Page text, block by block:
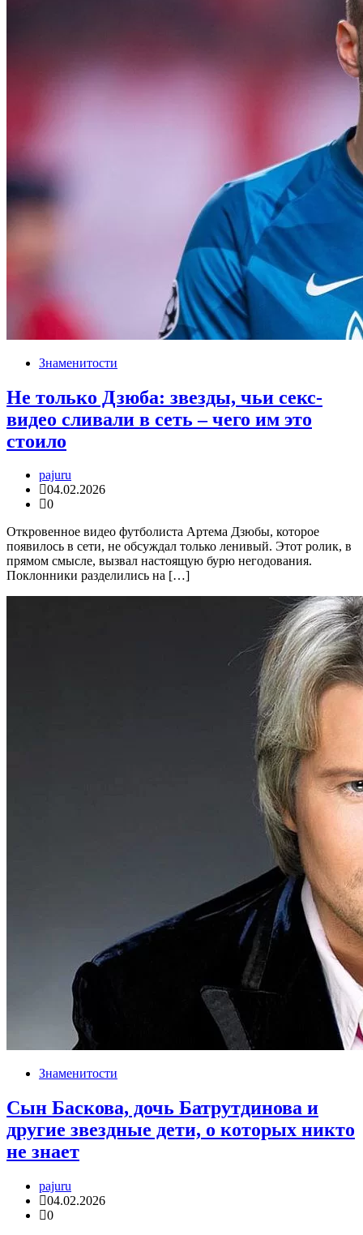
Знаменитости
Не только Дзюба: звезды, чьи секс-
видео сливали в сеть – чего им это
стоило
pajuru
04.02.2026
0
Откровенное видео футболиста Артема Дзюбы, которое
появилось в сети, не обсуждал только ленивый. Этот ролик, в
прямом смысле, вызвал настоящую бурю негодования.
Поклонники разделились на […]
Знаменитости
Сын Баскова, дочь Батрутдинова и
другие звездные дети, о которых никто
не знает
pajuru
04.02.2026
0